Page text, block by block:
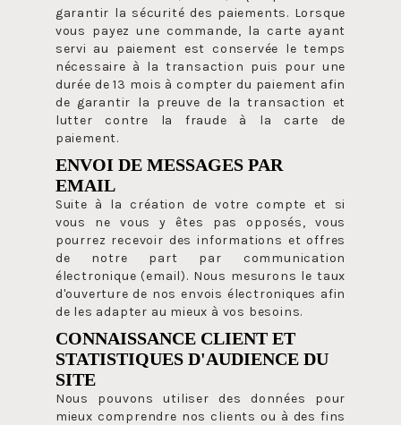
garantir la sécurité des paiements. Lorsque
vous payez une commande, la carte ayant
servi au paiement est conservée le temps
nécessaire à la transaction puis pour une
durée de 13 mois à compter du paiement afin
de garantir la preuve de la transaction et
lutter contre la fraude à la carte de
paiement.
ENVOI DE MESSAGES PAR
EMAIL
Suite à la création de votre compte et si
vous ne vous y êtes pas opposés, vous
pourrez recevoir des informations et offres
de notre part par communication
électronique (email). Nous mesurons le taux
d'ouverture de nos envois électroniques afin
de les adapter au mieux à vos besoins.
CONNAISSANCE CLIENT ET
STATISTIQUES D'AUDIENCE DU
SITE
Nous pouvons utiliser des données pour
mieux comprendre nos clients ou à des fins